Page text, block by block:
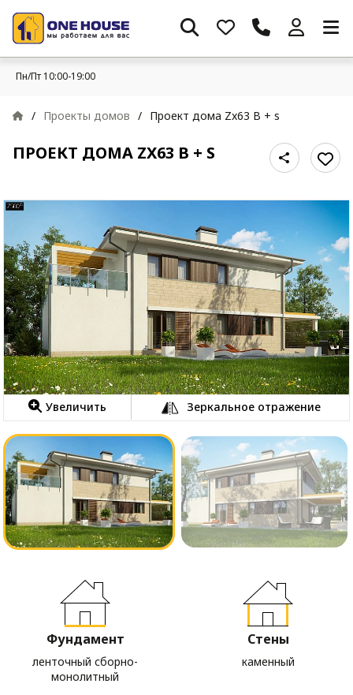
Пн/Пт 10:00-19:00
/ Проекты домов / Проект дома Zx63 B + s
ПРОЕКТ ДОМА ZX63 B + S
Увеличить Зеркальное отражение
Фундамент
ленточный сборно-
монолитный
Стены
каменный